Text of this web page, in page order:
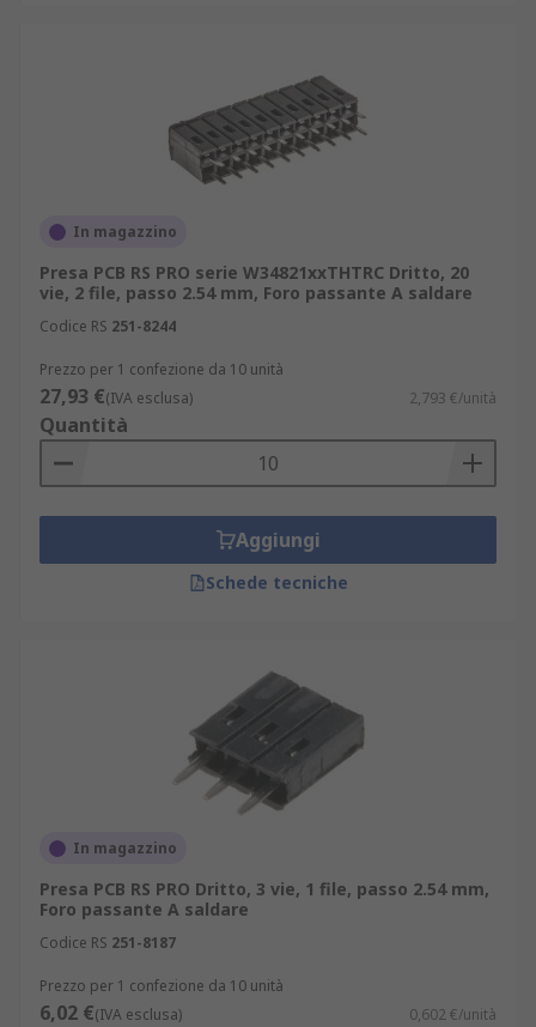
In magazzino
Presa PCB RS PRO serie W34821xxTHTRC Dritto, 20
vie, 2 file, passo 2.54 mm, Foro passante A saldare
Codice RS 251-8244
Prezzo per 1 confezione da 10 unità
27,93 €(IVA esclusa) 2,793 €/unità
Quantità
Aggiungi
Schede tecniche
In magazzino
Presa PCB RS PRO Dritto, 3 vie, 1 file, passo 2.54 mm,
Foro passante A saldare
Codice RS 251-8187
Prezzo per 1 confezione da 10 unità
6,02 €(IVA esclusa) 0,602 €/unità